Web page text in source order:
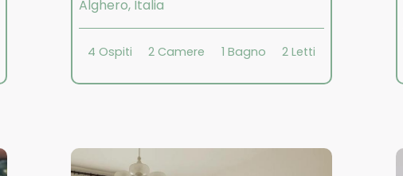
Alghero, Italia
4 Ospiti 2 Camere 1 Bagno 2 Letti